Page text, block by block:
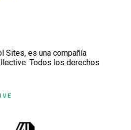
Sites, es una compañía
Todos los derechos